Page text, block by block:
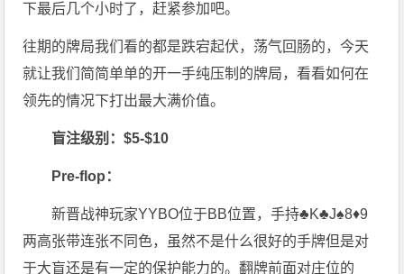
下最后几个小时了，赶紧参加吧。
往期的牌局我们看的都是跌宕起伏，荡气回肠的，今天
就让我们简简单单的开一手纯压制的牌局，看看如何在
领先的情况下打出最大满价值。
盲注级别：$5-$10
Pre-flop：
新晋战神玩家YYBO位于BB位置，手持♣K♣J♠8♦9
两高张带连张不同色，虽然不是什么很好的手牌但是对
于大盲还是有一定的保护能力的。翻牌前面对庄位的